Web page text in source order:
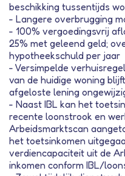
beschikking tussentijds
- Langere overbrugging
- 100% vergoedingsvrij
25% met geleend geld;
hypotheekschuld per jaar
- Versimpelde
van de huidige woning
afgeloste lening
- Naast IBL kan het
recente loonstrook en
Arbeidsmarktscan
het toetsinkomen
verdiencapaciteit uit de
inkomen conform IBL/